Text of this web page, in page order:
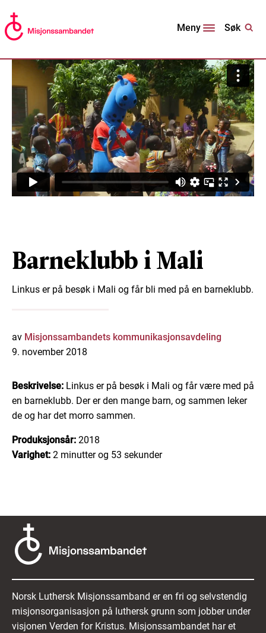
Meny Søk
Barneklubb i Mali
Linkus er på besøk i Mali og får bli med på en barneklubb.
av Misjonssambandets kommunikasjonsavdeling
9. november 2018
Beskrivelse: Linkus er på besøk i Mali og får være med på
en barneklubb. Der er den mange barn, og sammen leker
de og har det morro sammen.
Produksjonsår: 2018
Varighet: 2 minutter og 53 sekunder
Norsk Luthersk Misjonssamband er en fri og selvstendig
misjonsorganisasjon på luthersk grunn som jobber under
visjonen Verden for Kristus. Misjonssambandet har et